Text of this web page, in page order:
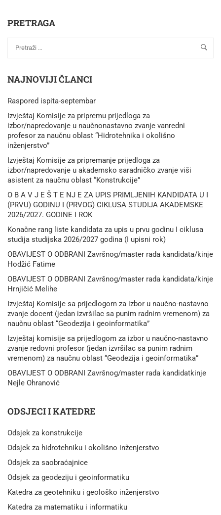
PRETRAGA
NAJNOVIJI ČLANCI
Raspored ispita-septembar
Izvještaj Komisije za pripremu prijedloga za
izbor/napredovanje u naučnonastavno zvanje vanredni
profesor za naučnu oblast “Hidrotehnika i okolišno
inženjerstvo”
Izvještaj Komisije za pripremanje prijedloga za
izbor/napredovanje u akademsko saradničko zvanje viši
asistent za naučnu oblast “Konstrukcije”
O B A V J E Š T E NJ E ZA UPIS PRIMLJENIH KANDIDATA U I
(PRVU) GODINU I (PRVOG) CIKLUSA STUDIJA AKADEMSKE
2026/2027. GODINE I ROK
Konačne rang liste kandidata za upis u prvu godinu I ciklusa
studija studijska 2026/2027 godina (I upisni rok)
OBAVIJEST O ODBRANI Završnog/master rada kandidata/kinje
Hodžić Fatime
OBAVIJEST O ODBRANI Završnog/master rada kandidata/kinje
Hrnjičić Melihe
Izvještaj Komisije sa prijedlogom za izbor u naučno-nastavno
zvanje docent (jedan izvršilac sa punim radnim vremenom) za
naučnu oblast “Geodezija i geoinformatika”
Izvještaj komisije sa prijedlogom za izbor u naučno-nastavno
zvanje redovni profesor (jedan izvršilac sa punim radnim
vremenom) za naučnu oblast “Geodezija i geoinformatika”
OBAVIJEST O ODBRANI Završnog/master rada kandidatkinje
Nejle Ohranović
ODSJECI I KATEDRE
Odsjek za konstrukcije
Odsjek za hidrotehniku i okolišno inženjerstvo
Odsjek za saobraćajnice
Odsjek za geodeziju i geoinformatiku
Katedra za geotehniku i geološko inženjerstvo
Katedra za matematiku i informatiku